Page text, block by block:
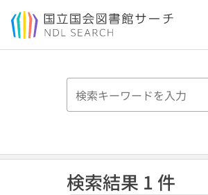
本文へ移動
検索結果 1 件